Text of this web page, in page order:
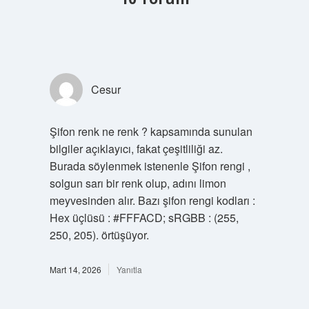
Cesur
Şifon renk ne renk ? kapsamında sunulan
bilgiler açıklayıcı, fakat çeşitliliği az.
Burada söylenmek istenenle Şifon rengi ,
solgun sarı bir renk olup, adını limon
meyvesinden alır. Bazı şifon rengi kodları :
Hex üçlüsü : #FFFACD; sRGBB : (255,
250, 205). örtüşüyor.
Mart 14, 2026 Yanıtla